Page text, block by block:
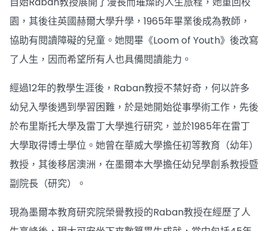
園，其後往英國赫爾大學升學，1965年畢業後成為教師，
協助有閱讀障礙的兒童。她閱畢《Loom of Youth》後改寫
了人生，因而希望所有人也具備閱讀能力。
經過12年的教學生涯後，Raban教授不禁好奇，何以許多
幼兒入學後遇到學習困難，於是她開始從事學術工作，先後
於布里斯托大學及雷丁大學進行研究，並於1985年在雷丁
大學取得博士學位。她曾在華威大學擔任初等教育（幼年）
教授，其後移居澳洲，在墨爾本大學擔任幼兒學創系教授暨
副院長（研究）。
現為墨爾本教育研究院榮譽教授的Raban教授在經歷了人